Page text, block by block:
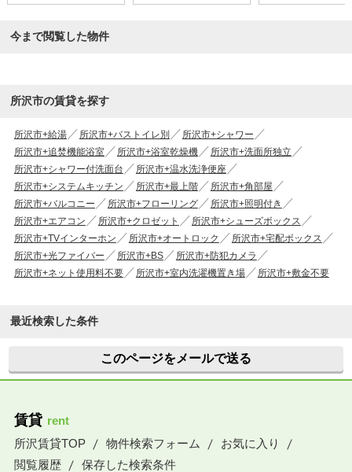
今まで閲覧した物件
所沢市の賃貸を探す
所沢市+給湯 所沢市+バストイレ別
所沢市+シャワー
所沢市+追焚機能浴室
所沢市+浴室乾燥機
所沢市+洗面所独立
所沢市+シャワー付洗面台
所沢市+温水洗浄便座
所沢市+システムキッチン
所沢市+最上階
所沢市+角部屋
所沢市+バルコニー
所沢市+フローリング
所沢市+照明付き
所沢市+エアコン
所沢市+クロゼット
所沢市+シューズボックス
所沢市+TVインターホン
所沢市+オートロック
所沢市+宅配ボックス
所沢市+光ファイバー
所沢市+BS
所沢市+防犯カメラ
所沢市+ネット使用料不要
所沢市+室内洗濯機置き場 所沢市+敷金不要
最近検索した条件
このページをメールで送る
賃貸 rent
所沢賃貸TOP
物件検索フォーム
お気に入り
閲覧履歴
保存した検索条件